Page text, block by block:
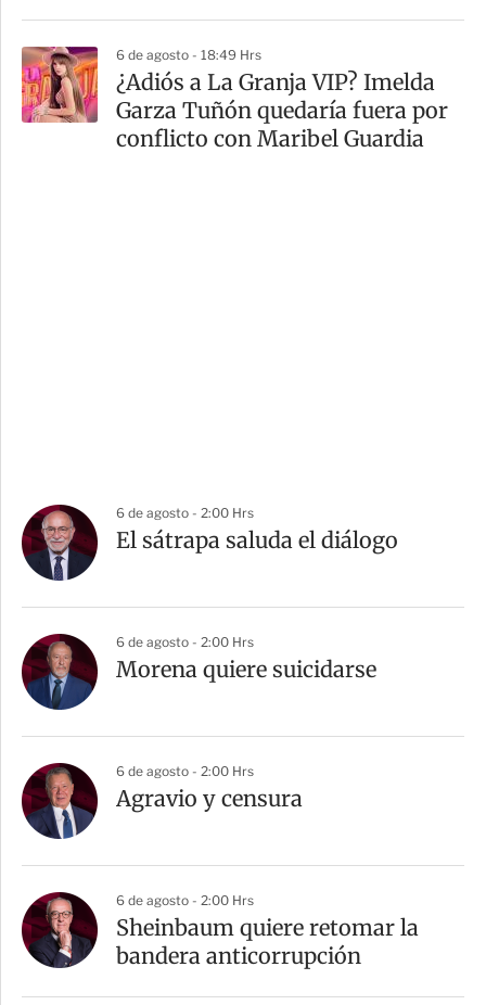
6 de agosto - 18:49 Hrs
¿Adiós a La Granja VIP? Imelda
Garza Tuñón quedaría fuera por
conflicto con Maribel Guardia
6 de agosto - 2:00 Hrs
El sátrapa saluda el diálogo
6 de agosto - 2:00 Hrs
Morena quiere suicidarse
6 de agosto - 2:00 Hrs
Agravio y censura
6 de agosto - 2:00 Hrs
Sheinbaum quiere retomar la
bandera anticorrupción